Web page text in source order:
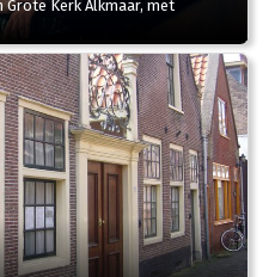
Kerk Alkmaar, met